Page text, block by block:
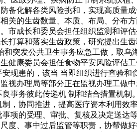
化解各类风险挑和，实现高质量成
关的生齿数量、本质、布局、分布
市成长和委员会担任组织监测和评
打算和落实生齿政策，研究提出生
突发公共卫生事务应急工做，取乌
健康委员会担任食物平安风险评估
现患的，该当 当即组织进行查验和
视办理局等部分正在监视办理工做
事务彼此传递机 制和结合措置机制
，协同推进，提高医疗资本利用效
项的受理、审批、复核及决定送达
度、事中过后监管等职责，协帮做